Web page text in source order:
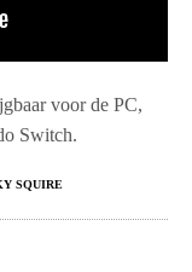
voor de PC,
Switch.
SQUIRE